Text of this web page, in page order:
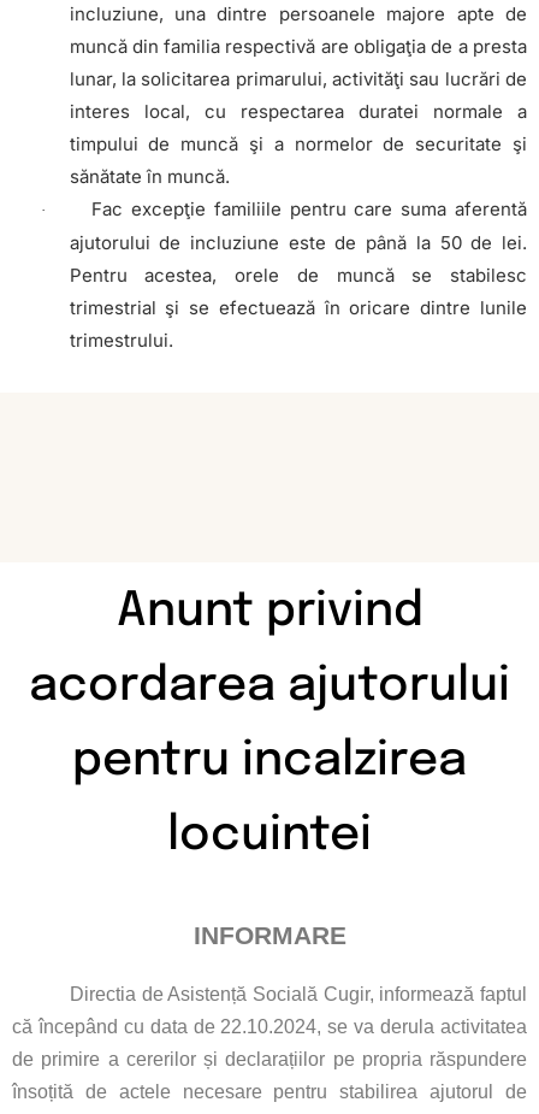
incluziune, una dintre persoanele majore apte de
muncă din familia respectivă are obligaţia de a presta
lunar, la solicitarea primarului, activităţi sau lucrări de
interes local, cu respectarea duratei normale a
timpului de muncă şi a normelor de securitate şi
sănătate în muncă.
·
Fac excepţie familiile pentru care suma aferentă
ajutorului de incluziune este de până la 50 de lei.
Pentru acestea, orele de muncă se stabilesc
trimestrial şi se efectuează în oricare dintre lunile
trimestrului.
Anunt privind
acordarea ajutorului
pentru incalzirea
locuintei
INFORMARE
Directia de Asistență Socială Cugir, informează faptul
că începând cu data de 22.10.2024, se va derula activitatea
de primire a cererilor și declarațiilor pe propria răspundere
însoțită de actele necesare pentru stabilirea ajutorul de